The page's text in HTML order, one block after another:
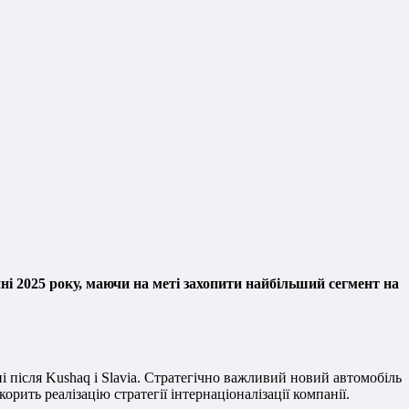
2025 року, маючи на меті захопити найбільший сегмент на
Kushaq і Slavia. Стратегічно важливий новий автомобіль
реалізацію стратегії інтернаціоналізації компанії.